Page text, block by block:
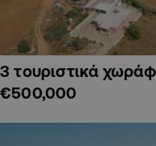
3 τουριστικά
€500,000